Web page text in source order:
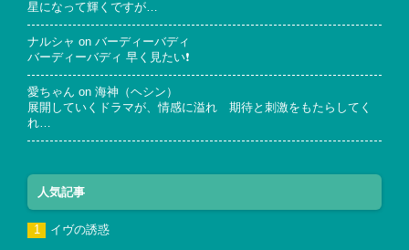
星になって輝くですが…
ナルシャ on バーディーバディ
バーディーバディ 早く見たい❗
愛ちゃん on 海神（ヘシン）
展開していくドラマが、情感に溢れ 期待と刺激をもたらしてく
れ…
人気記事
イヴの誘惑